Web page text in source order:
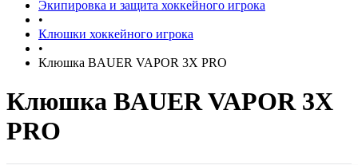
Экипировка и защита хоккейного игрока
•
Клюшки хоккейного игрока
•
Клюшка BAUER VAPOR 3X PRO
Клюшка BAUER VAPOR 3X
PRO